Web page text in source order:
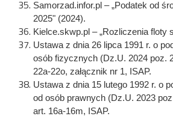
Samorzad.infor.pl – „Podatek od
2025" (2024).
Kielce.skwp.pl – „Rozliczenia floty
Ustawa z dnia 26 lipca 1991 r. o
osób fizycznych (Dz.U. 2024 poz.
22a-22o, załącznik nr 1, ISAP.
Ustawa z dnia 15 lutego 1992 r. o
od osób prawnych (Dz.U. 2023
art. 16a-16m, ISAP.